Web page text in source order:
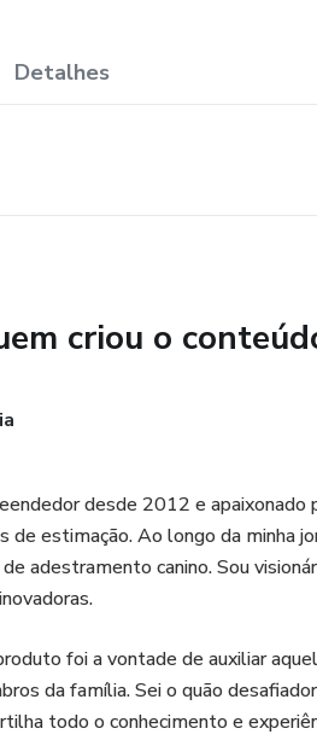
Detalhes
criou o
desde 2012 e apaixonado
estimação. Ao longo da minha
adestramento canino. Sou
foi a vontade de auxiliar
da família. Sei o quão
todo o conhecimento e